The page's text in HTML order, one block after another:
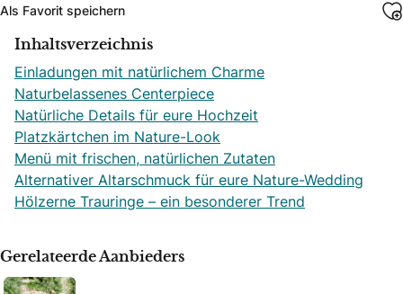
Als Favorit speichern
Inhaltsverzeichnis
Einladungen mit natürlichem Charme
Naturbelassenes Centerpiece
Natürliche Details für eure Hochzeit
Platzkärtchen im Nature-Look
Menü mit frischen, natürlichen Zutaten
Alternativer Altarschmuck für eure Nature-Wedding
Hölzerne Trauringe – ein besonderer Trend
Gerelateerde Aanbieders